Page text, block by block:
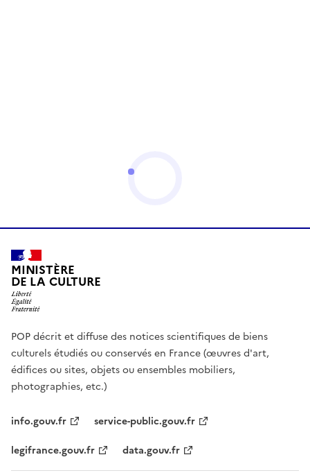
MINISTÈRE
DE LA CULTURE
POP décrit et diffuse des notices scientifiques de biens
culturels étudiés ou conservés en France (œuvres d'art,
édifices ou sites, objets ou ensembles mobiliers,
photographies, etc.)
info.gouv.fr
service-public.gouv.fr
legifrance.gouv.fr
data.gouv.fr